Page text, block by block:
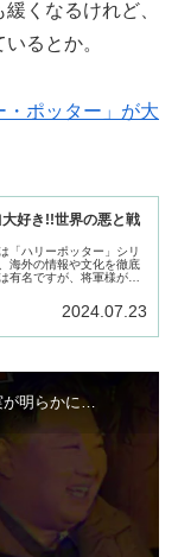
くなるけれど、
るとか。
ポッター」が大
好き!!世界の悪と戦
「ハリーポッター」シリ
海外の情報や文化を徹底
有名ですが、将軍様が北
2024.07.23
が明らかに…